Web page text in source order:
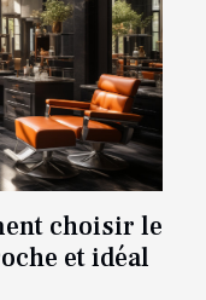
choisir le
et idéal